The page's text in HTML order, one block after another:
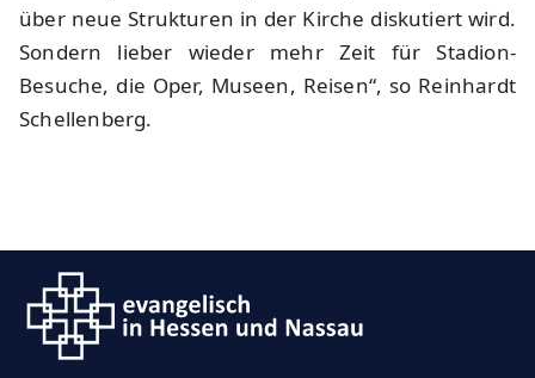
über neue Strukturen in der Kirche diskutiert wird.
Sondern lieber wieder mehr Zeit für Stadion-
Besuche, die Oper, Museen, Reisen“, so Reinhardt
Schellenberg.